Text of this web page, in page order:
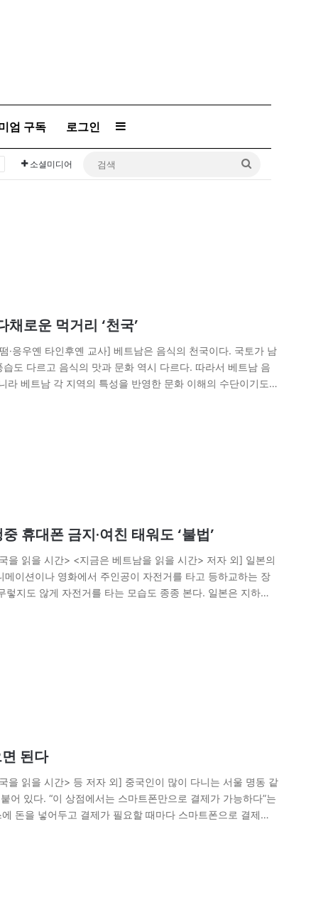
엄 구독 로그인 Sidebar
소셜미디어
로운 먹거리 ‘천국’
·응우옌 타인후옌 교사] 베트남은 음식의 천국이다. 국토가 남
도 다르고 음식의 맛과 문화 역시 다르다. 따라서 베트남 음
베트남 각 지역의 특성을 반영한 문화 이해의 수단이기도
휴대폰 금지·여친 태워도 ‘불법’
읽을 시간> <지금은 베트남을 읽을 시간> 저자 외] 일본의
이션이나 영화에서 주인공이 자전거를 타고 등하교하는 장
지도 않게 자전거를 타는 모습도 종종 본다. 일본은 지하철
된다
을 읽을 시간> 등 저자 외] 중국인이 많이 다니는 서울 명동 같
어 있다. “이 상점에서는 스마트폰만으로 결제가 가능하다”는
돈을 넣어두고 결제가 필요할 때마다 스마트폰으로 결제를